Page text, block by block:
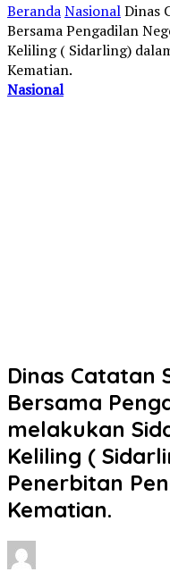
BerandaNasionalDinas
Bersama Pengadilan
Keliling ( Sidarling)
Kematian.
Nasional
Dinas Catatan
Bersama
melakukan
Keliling (
Penerbitan
Kematian.